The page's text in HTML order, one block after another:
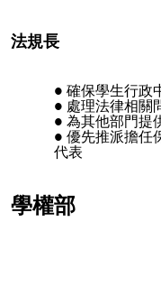
法規長
確保學生行政
處理法律相關
為其他部門提
優先推派擔任
代表
學權部